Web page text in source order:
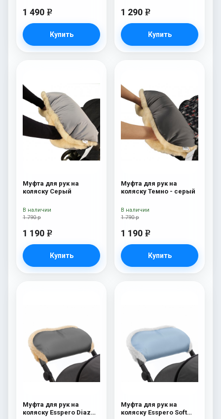
1 490 e
Купить
1 290 e
Купить
Муфта для рук на
коляску Серый
1 790 р
1 190 e
Купить
В наличии
Муфта для рук на
коляску Темно - серый
1 790 р
1 190 e
Купить
В наличии
Муфта для рук на
коляску Esspero Diaz
Муфта для рук на
коляску Esspero Soft